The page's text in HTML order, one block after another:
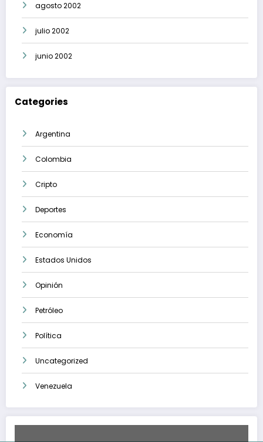
agosto 2002
julio 2002
junio 2002
Categories
Argentina
Colombia
Cripto
Deportes
Economía
Estados Unidos
Opinión
Petróleo
Política
Uncategorized
Venezuela